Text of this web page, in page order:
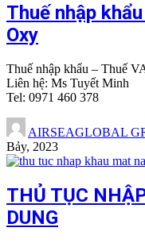
Thuế nhập
Oxy
Thuế nhập khẩu – Thuế
Liên hệ: Ms Tuyết Minh
Tel: 0971 460 378
AIRSEAGLOBAL
Bảy, 2023
THỦ TỤC
DUNG